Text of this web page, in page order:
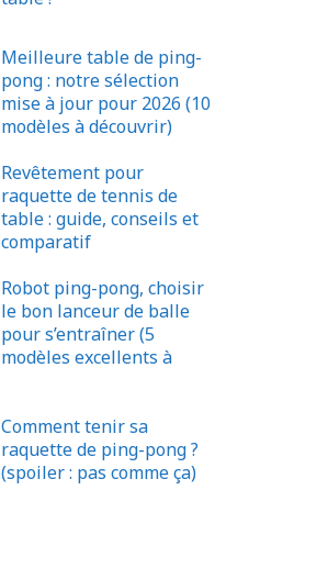
Meilleure table de ping-
pong : notre sélection
mise à jour pour 2026 (10
modèles à découvrir)
Revêtement pour
raquette de tennis de
table : guide, conseils et
comparatif
Robot ping-pong, choisir
le bon lanceur de balle
pour s’entraîner (5
modèles excellents à
Comment tenir sa
raquette de ping-pong ?
(spoiler : pas comme ça)